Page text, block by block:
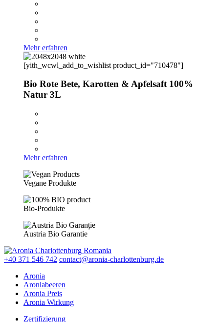
Mehr erfahren
[yith_wcwl_add_to_wishlist product_id="710478"]
Bio Rote Bete, Karotten & Apfelsaft 100%
Natur 3L
Mehr erfahren
Vegane Produkte
Bio-Produkte
Austria Bio Garantie
+40 371 546 742 contact@aronia-charlottenburg.de
Aronia
Aroniabeeren
Aronia Preis
Aronia Wirkung
Zertifizierung